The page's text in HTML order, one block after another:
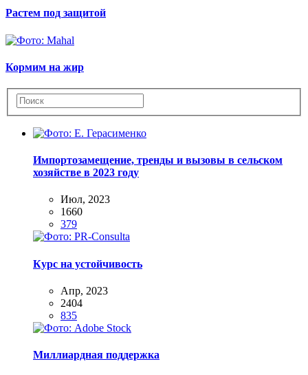
Растем под защитой
Кормим на жир
Импортозамещение, тренды и вызовы в сельском
хозяйстве в 2023 году
Июл, 2023
1660
379
Курс на устойчивость
Апр, 2023
2404
835
Миллиардная поддержка